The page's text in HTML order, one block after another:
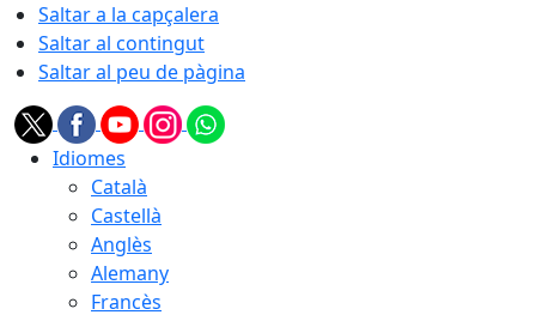
Saltar a la capçalera
Saltar al contingut
Saltar al peu de pàgina
Idiomes
Català
Castellà
Anglès
Alemany
Francès